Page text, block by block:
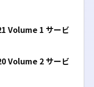
Volume 1 サービ
Volume 2 サービ